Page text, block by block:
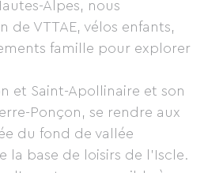
Alpes, nous
de VTTAE, vélos enfants,
famille pour explorer
et Saint-Apollinaire et son
Ponçon, se rendre aux
du fond de vallée
la base de loisirs de l’Iscle.